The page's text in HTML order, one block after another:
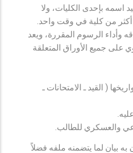
اسمه بإحدى الكليات، ولا
من كلية في وقت واحد.
وأداء الرسوم المقررة، ويعد
جميع الأوراق المتعلقة
( القيد ـ الامتحانات ـ
والعسكري للطالب.
بيان لما يتضمنه ملفه فضلاً